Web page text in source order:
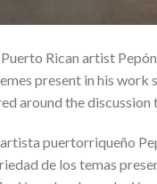
Rican artist
present in his work
around the discussion
puertorriqueño
de los temas